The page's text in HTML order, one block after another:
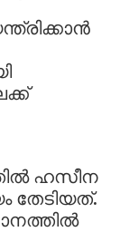
ഹസീന
തേടിയത്.